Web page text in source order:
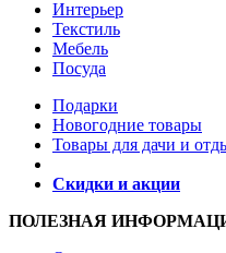
Интерьер
Текстиль
Мебель
Посуда
Подарки
Новогодние товары
Товары для дачи и
Скидки и акции
ПОЛЕЗНАЯ